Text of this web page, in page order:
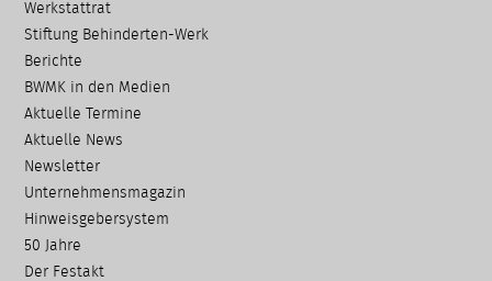
Werkstattrat
Stiftung Behinderten-Werk
Berichte
BWMK in den Medien
Aktuelle Termine
Aktuelle News
Newsletter
Unternehmensmagazin
Hinweisgebersystem
50 Jahre
Der Festakt